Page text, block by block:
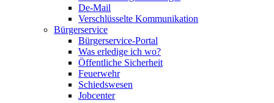
De-Mail
Verschlüsselte Kommunikation
Bürgerservice
Bürgerservice-Portal
Was erledige ich wo?
Öffentliche Sicherheit
Feuerwehr
Schiedswesen
Jobcenter